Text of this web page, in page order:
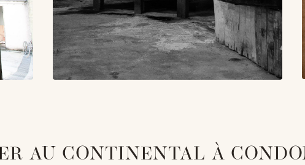
AU CONTINENTAL À